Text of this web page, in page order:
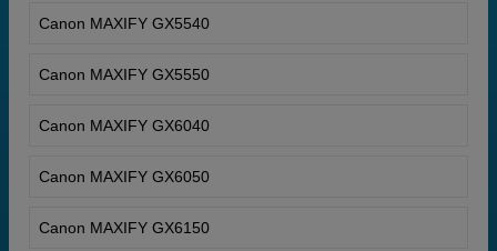
Canon MAXIFY GX5540
Canon MAXIFY GX5550
Canon MAXIFY GX6040
Canon MAXIFY GX6050
Canon MAXIFY GX6150